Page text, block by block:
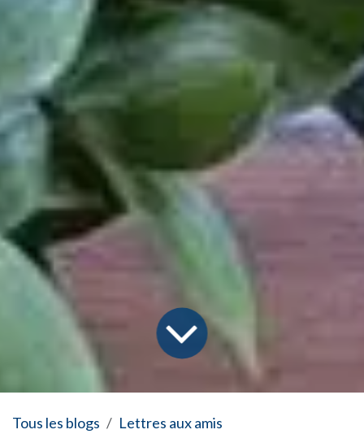
Tous les blogs
Lettres aux amis